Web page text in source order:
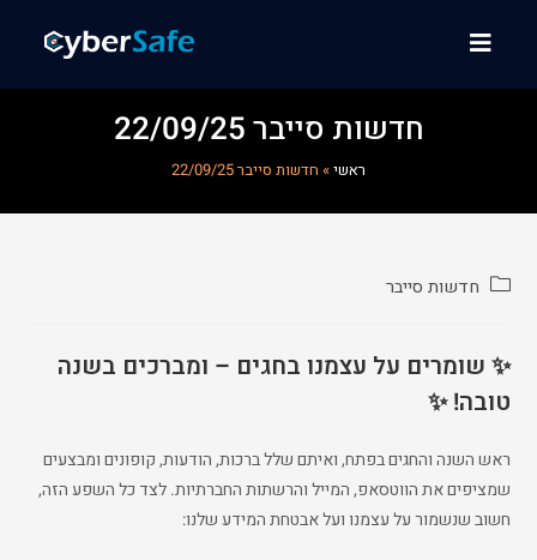
חדשות סייבר 22/09/25
ראשי» חדשות סייבר 22/09/25
חדשות סייבר
✨ שומרים על עצמנו בחגים – ומברכים בשנה
טובה! ✨
ראש השנה והחגים בפתח, ואיתם שלל ברכות, הודעות, קופונים ומבצעים
שמציפים את הווטסאפ, המייל והרשתות החברתיות. לצד כל השפע הזה,
חשוב שנשמור על עצמנו ועל אבטחת המידע שלנו: